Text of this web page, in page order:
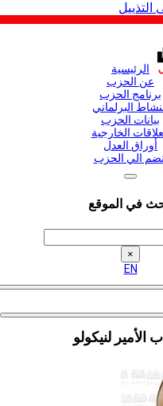
الحزب
الحزب
الخارجية
العدل
الحزب
الموقع
لنيكولو